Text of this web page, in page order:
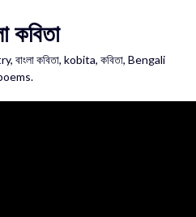
কবিতা
কবিতা, kobita, কবিতা, Bengali